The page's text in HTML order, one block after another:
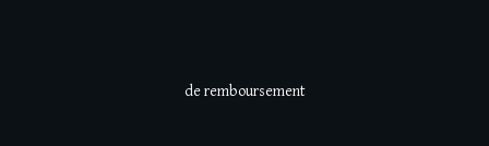
deremboursement